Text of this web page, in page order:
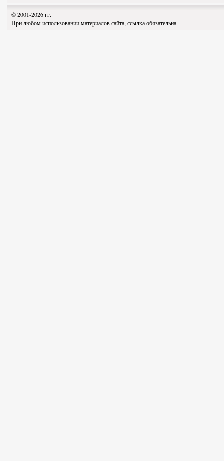
© 2001-2026 гг.
При любом использовании материалов сайта, ссылка обязательна.